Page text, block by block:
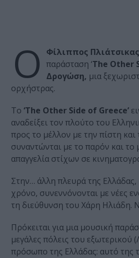
Ο Φίλιππος Πλιάτσικας
παράσταση ‘The Other
Δρογώση, μια
ορχήστρας.
Το ‘The Other Side of Greece’
αναδείξει τον πλούτο του
προς το μέλλον με την πίστη
συναντώνται με το παρόν και
απαγγελία στίχων σε
Στην… άλλη πλευρά της
χρόνο, συνεννόνονται με νέες
τη διεύθυνση του Χάρη Ηλιάδη.
Πρόκειται για μια μουσική
μεγάλες πόλεις του
πρόσωπο της Ελλάδας: αυτό της